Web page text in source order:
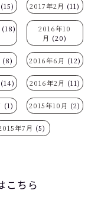
(15) 2017年2月 (11)
(18)
2016年10
月 (20)
(8) 2016年6月 (12)
(14) 2016年2月 (11)
(1) 2015年10月 (2)
年7月 (5)
こちら